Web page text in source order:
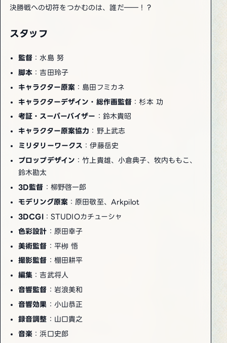
決勝戦への切符をつかむのは、誰だ――！？
スタッフ
監督 ：水島 努
脚本 ：吉田玲子
キャラクター原案 ：島田フミカネ
キャラクターデザイン・総作画監督 ：杉本 功
考証・スーパーバイザー ：鈴木貴昭
キャラクター原案協力 ：野上武志
ミリタリーワークス ：伊藤岳史
プロップデザイン ：竹上貴雄、小倉典子、牧内ももこ、
鈴木勘太
3D監督 ：柳野啓一郎
モデリング原案 ：原田敬至、Arkpilot
3DCGI：STUDIOカチューシャ
色彩設計 ：原田幸子
美術監督 ：平栁 悟
撮影監督 ：棚田耕平
編集 ：吉武将人
音響監督 ：岩浪美和
音響効果 ：小山恭正
録音調整 ：山口貴之
音楽 ：浜口史郎